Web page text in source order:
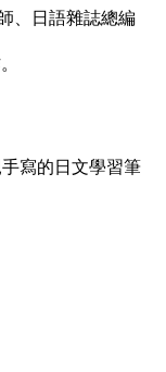
、日語雜誌總編
寫的日文學習筆